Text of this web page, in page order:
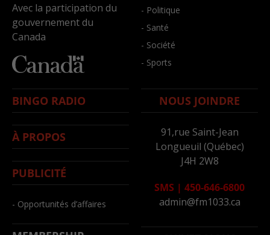
Avec la participation du
gouvernement du
Canada
- Politique
- Santé
- Société
- Sports
BINGO RADIO
À PROPOS
PUBLICITÉ
- Opportunités d’affaires
NOUS JOINDRE
91,rue Saint-Jean
Longueuil (Québec)
J4H 2W8
SMS | 450-646-6800
admin@fm1033.ca